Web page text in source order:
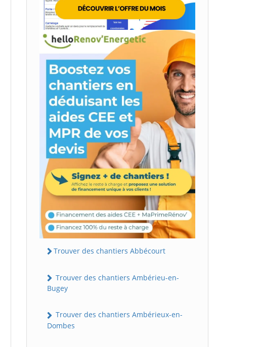
Trouver des chantiers Abbécourt
Trouver des chantiers Ambérieu-en-
Bugey
Trouver des chantiers Ambérieux-en-
Dombes